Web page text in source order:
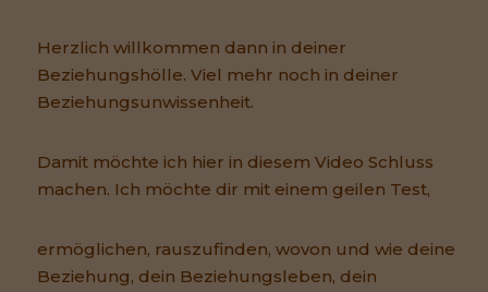
Herzlich willkommen dann in deiner
Beziehungshölle. Viel mehr noch in deiner
Beziehungsunwissenheit.
Damit möchte ich hier in diesem Video Schluss
machen. Ich möchte dir mit einem geilen Test,
ermöglichen, rauszufinden, wovon und wie deine
Beziehung, dein Beziehungsleben, dein